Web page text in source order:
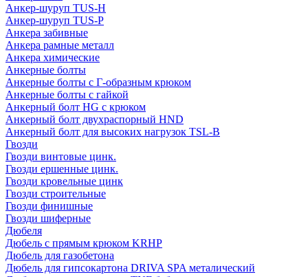
Анкер-шуруп TUS-H
Анкер-шуруп TUS-P
Анкера забивные
Анкера рамные металл
Анкера химические
Анкерные болты
Анкерные болты с Г-образным крюком
Анкерные болты с гайкой
Анкерный болт HG с крюком
Анкерный болт двухраспорный HND
Анкерный болт для высоких нагрузок TSL-B
Гвозди
Гвозди винтовые цинк.
Гвозди ершенные цинк.
Гвозди кровельные цинк
Гвозди строительные
Гвозди финишные
Гвозди шиферные
Дюбеля
Дюбель с прямым крюком KRHP
Дюбель для газобетона
Дюбель для гипсокартона DRIVA SPA металический